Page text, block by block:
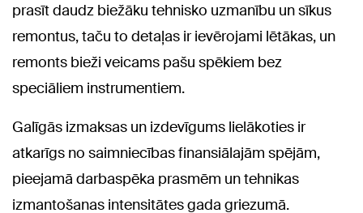
prasīt daudz biežāku tehnisko uzmanību un sīkus
remontus, taču to detaļas ir ievērojami lētākas, un
remonts bieži veicams pašu spēkiem bez
speciāliem instrumentiem.
Galīgās izmaksas un izdevīgums lielākoties ir
atkarīgs no saimniecības finansiālajām spējām,
pieejamā darbaspēka prasmēm un tehnikas
izmantošanas intensitātes gada griezumā.